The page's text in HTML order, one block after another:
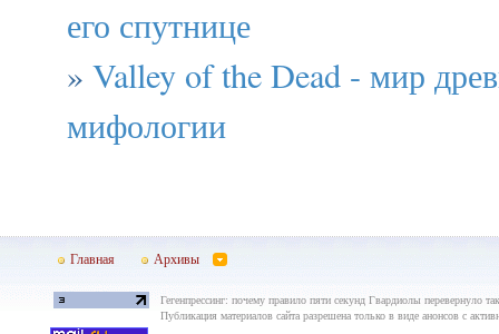
его спутнице
» Valley of the Dead - мир
мифологии
Главная Архивы
Гегенпрессинг: почему правило пяти секунд Гвардиолы перевернуло
Публикация материалов сайта разрешена только в виде анонсов с